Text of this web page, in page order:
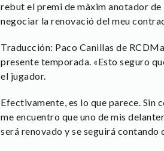
rebut el premi de màxim anotador de
negociar la renovació del meu
Traducción: Paco Canillas de
presente temporada. «Esto seguro
el jugador.
Efectivamente, es lo que parece. Sin
me encuentro que uno de mis
será renovado y se seguirá contando